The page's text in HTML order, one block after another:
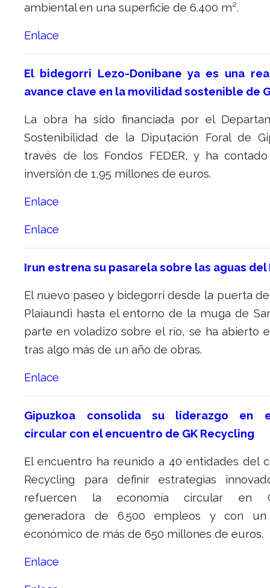
ambiental en una superficie de 6.400 m².
Enlace
El bidegorri Lezo-Donibane ya es una
avance clave en la movilidad sostenible de
La obra ha sido financiada por el
Sostenibilidad de la Diputación Foral de
través de los Fondos FEDER, y ha
inversión de 1,95 millones de euros.
Enlace
Enlace
Irun estrena su pasarela sobre las aguas del
El nuevo paseo y bidegorri desde la puerta
Plaiaundi hasta el entorno de la muga de
parte en voladizo sobre el río, se ha abierto
tras algo más de un año de obras.
Enlace
Gipuzkoa consolida su liderazgo en
circular con el encuentro de GK Recycling
El encuentro ha reunido a 40 entidades del
Recycling para definir estrategias
refuercen la economía circular en
generadora de 6.500 empleos y con
económico de más de 650 millones de euros.
Enlace